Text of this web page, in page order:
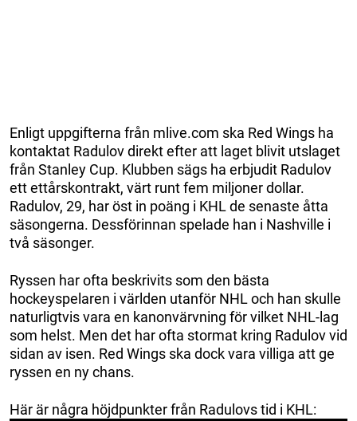
Enligt uppgifterna från mlive.com ska Red Wings ha
kontaktat Radulov direkt efter att laget blivit utslaget
från Stanley Cup. Klubben sägs ha erbjudit Radulov
ett ettårskontrakt, värt runt fem miljoner dollar.
Radulov, 29, har öst in poäng i KHL de senaste åtta
säsongerna. Dessförinnan spelade han i Nashville i
två säsonger.
Ryssen har ofta beskrivits som den bästa
hockeyspelaren i världen utanför NHL och han skulle
naturligtvis vara en kanonvärvning för vilket NHL-lag
som helst. Men det har ofta stormat kring Radulov vid
sidan av isen. Red Wings ska dock vara villiga att ge
ryssen en ny chans.
Här är några höjdpunkter från Radulovs tid i KHL: